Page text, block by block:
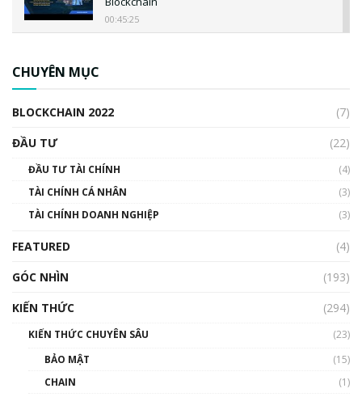
00:45:25
00:02:14
Nhìn lại năm 2022: Những sự kiện ảnh hưởng
đến hệ sinh thái tiền mã hoá | Phổ cập
CHUYÊN MỤC
BLOCKCHAIN 2022
(7)
ĐẦU TƯ
(22)
ĐẦU TƯ TÀI CHÍNH
(4)
TÀI CHÍNH CÁ NHÂN
(3)
TÀI CHÍNH DOANH NGHIỆP
(3)
FEATURED
(4)
GÓC NHÌN
(193)
KIẾN THỨC
(294)
KIẾN THỨC CHUYÊN SÂU
(23)
BẢO MẬT
(15)
CHAIN
(1)